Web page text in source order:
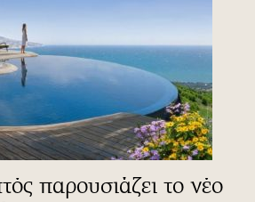
παρουσιάζει το νέο